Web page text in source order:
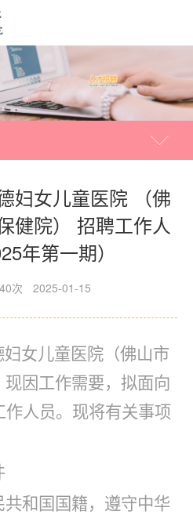
妇女儿童医院 （佛
健院） 招聘工作人
年第一期）
次 2025-01-15
女儿童医院（佛山市
因工作需要，拟面向
作人员。现将有关事项
共和国国籍，遵守中华